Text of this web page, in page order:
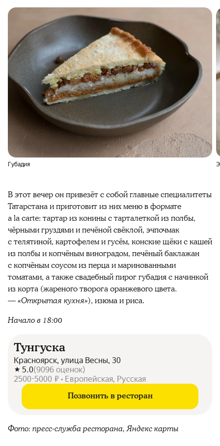
Губадия
В этот вечер он привезёт с собой главные специалитеты
Татарстана и приготовит из них меню в формате
a la carte: тартар из конины с тарталеткой из полбы,
чёрными груздями и печёной свёклой, эчпочмак
с телятиной, картофелем и гусём, конские щёки с кашей
из полбы и копчёным виноградом, печёный баклажан
с копчёным соусом из перца и маринованными
томатами, а также свадебный пирог губадия с начинкой
из корта (жареного творога оранжевого цвета.
—«Открытая кухня»), изюма и риса.
Начало в 18:00
Тунгуска
Красноярск, улица Весны, 30
5.0(9096 оценок)
2500-5000 ₽ • Европейская, Русская
Позвонить в ресторан
Фото: пресс-служба ресторана, Яндекс карты